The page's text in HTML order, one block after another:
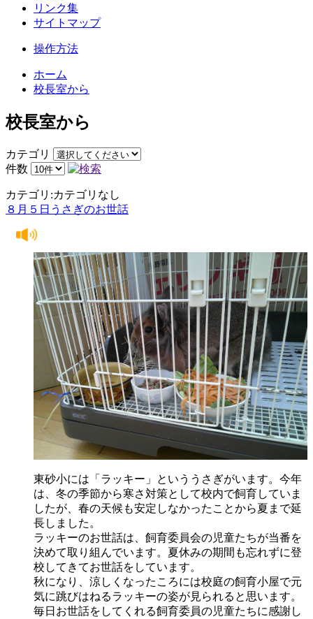
リンク集
サイトマップ
操作方法
ホーム
校長室から
校長室から
カテゴリ
件数
カテゴリ:カテゴリなし
８月５日うさぎのお世話
東砂小には「ラッキー」といううさぎがいます。今年
は、冬の季節から寒さ対策として校内で飼育していま
したが、春の天候も安定しなかったことから夏まで延
長しました。
ラッキーのお世話は、飼育委員会の児童たちが当番を
決めて取り組んでいます。夏休みの期間も忘れずに登
校してきてお世話をしています。
秋になり、涼しくなったころには校庭の飼育小屋で元
気に跳びはねるラッキーの姿が見られると思います。
毎日お世話をしてくれる飼育委員の児童たちに感謝し